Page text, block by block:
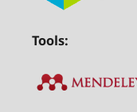
Tools: